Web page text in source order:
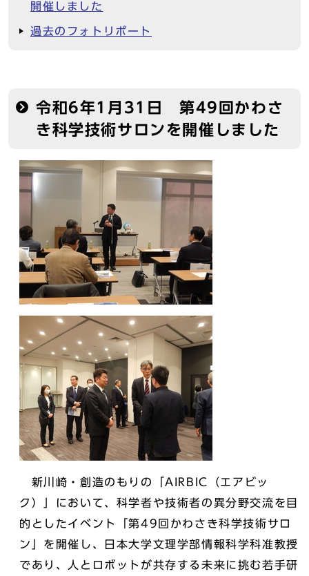
開催しました
過去のフォトリポート
令和6年1月31日 第49回かわさ
き科学技術サロンを開催しました
新川崎・創造のもりの「AIRBIC（エアビッ
ク）」において、科学者や技術者の異分野交流を目
的としたイベント「第49回かわさき科学技術サロ
ン」を開催し、日本大学文理学部情報科学科准教授
であり、人とロボットが共存する未来に挑む若手研